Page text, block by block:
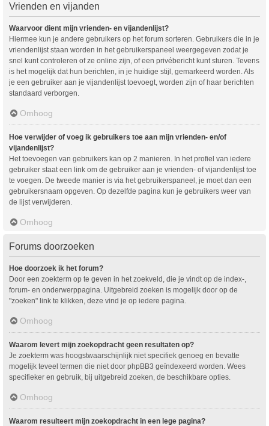
Vrienden en vijanden
Waarvoor dient mijn vrienden- en vijandenlijst?
Hiermee kun je andere gebruikers op het forum sorteren. Gebruikers die in je
vriendenlijst staan worden in het gebruikerspaneel weergegeven zodat je
snel kunt controleren of ze online zijn, of een privébericht kunt sturen. Tevens
is het mogelijk dat hun berichten, in je huidige stijl, gemarkeerd worden. Als
je een gebruiker aan je vijandenlijst toevoegt, worden zijn of haar berichten
standaard verborgen.
Omhoog
Hoe verwijder of voeg ik gebruikers toe aan mijn vrienden- en/of
vijandenlijst?
Het toevoegen van gebruikers kan op 2 manieren. In het profiel van iedere
gebruiker staat een link om de gebruiker aan je vrienden- of vijandenlijst toe
te voegen. De tweede manier is via het gebruikerspaneel, je moet dan een
gebruikersnaam opgeven. Op dezelfde pagina kun je gebruikers weer van
de lijst verwijderen.
Omhoog
Forums doorzoeken
Hoe doorzoek ik het forum?
Door een zoekterm op te geven in het zoekveld, die je vindt op de index-,
forum- en onderwerppagina. Uitgebreid zoeken is mogelijk door op de
"zoeken" link te klikken, deze vind je op iedere pagina.
Omhoog
Waarom levert mijn zoekopdracht geen resultaten op?
Je zoekterm was hoogstwaarschijnlijk niet specifiek genoeg en bevatte
mogelijk teveel termen die niet door phpBB3 geïndexeerd worden. Wees
specifieker en gebruik, bij uitgebreid zoeken, de beschikbare opties.
Omhoog
Waarom resulteert mijn zoekopdracht in een lege pagina?